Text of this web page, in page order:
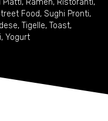
Piatti, Ramen, Ristoranti,
Food, Sughi Pronti,
, Tigelle, Toast,
, Yogurt